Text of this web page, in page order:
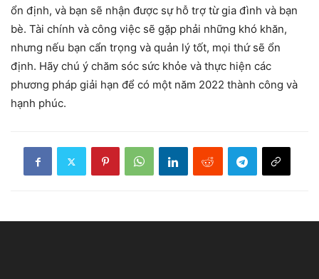
ổn định, và bạn sẽ nhận được sự hỗ trợ từ gia đình và bạn
bè. Tài chính và công việc sẽ gặp phải những khó khăn,
nhưng nếu bạn cẩn trọng và quản lý tốt, mọi thứ sẽ ổn
định. Hãy chú ý chăm sóc sức khỏe và thực hiện các
phương pháp giải hạn để có một năm 2022 thành công và
hạnh phúc.